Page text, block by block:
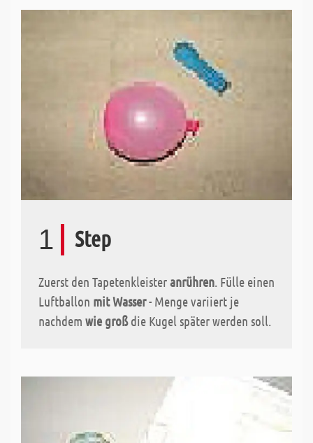
1 Step
Zuerst den Tapetenkleisteranrühren. Fülle einen
Luftballon mit Wasser- Menge variiert je
nachdem wie großdie Kugel später werden soll.